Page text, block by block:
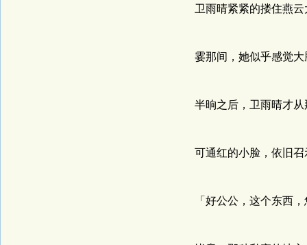
卫雨晴紧紧的搂住燕云
霎那间，她似乎感觉大
半晌之后，卫雨晴才从
可通红的小脸，依旧召
「好公公，这个东西，